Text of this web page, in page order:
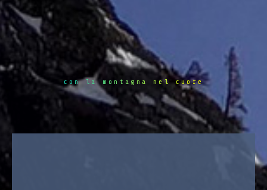
con la montagna nel cuore